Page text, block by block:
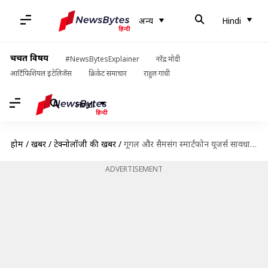
अन्य Hindi
चर्चित विषय #NewsBytesExplainer
नरेंद्र मोदी
आर्टिफिशियल इंटेलिजेंस
क्रिकेट समाचार राहुल गांधी
Hindi
होम / खबरें / टेक्नोलॉजी की खबरें / गूगल और सैमसंग स्मार्टफोन यूजर्स सावधान, कैमरा ऐप में मिला बड़ा बग
ADVERTISEMENT